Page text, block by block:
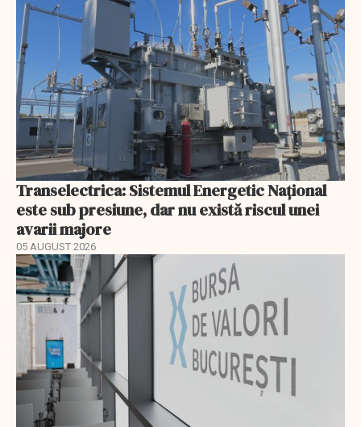
Transelectrica: Sistemul Energetic Național
este sub presiune, dar nu există riscul unei
avarii majore
05 AUGUST 2026